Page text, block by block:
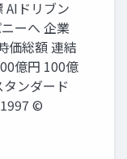
AIドリブン
ーへ 企業
価総額 連結
億円 100億
ンダード
©